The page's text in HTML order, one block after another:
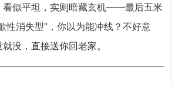
看似平坦，实则暗藏玄机——最后五米
性消失型”，你以为能冲线？不好意
没，直接送你回老家。